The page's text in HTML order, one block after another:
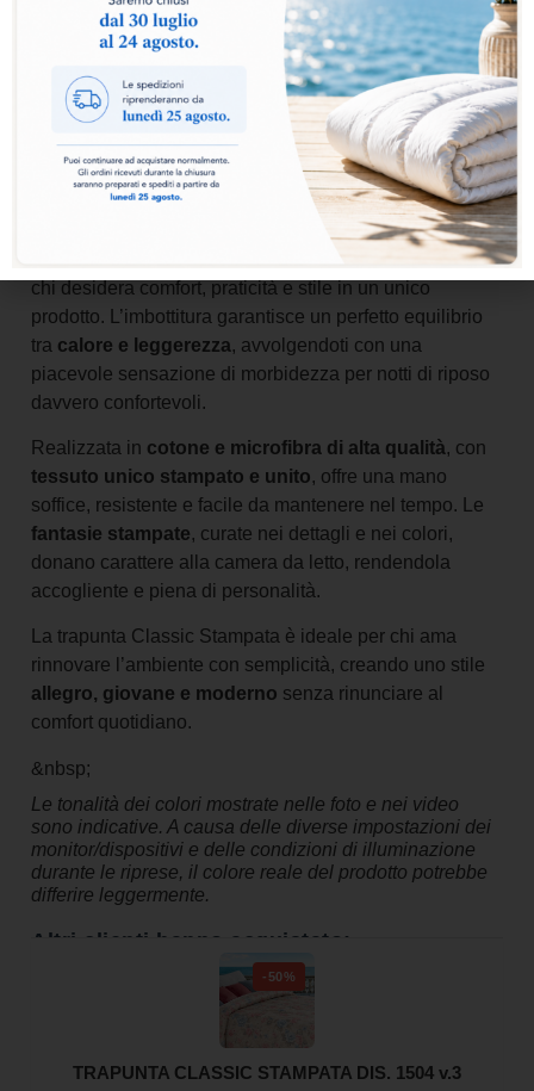
Aggiungi al carrello
è la scelta ideale per
chi desidera comfort, praticità e stile in un unico
prodotto. L’imbottitura garantisce un perfetto equilibrio
tra calore e leggerezza, avvolgendoti con una
piacevole sensazione di morbidezza per notti di riposo
davvero confortevoli.
Realizzata in cotone e microfibra di alta qualità, con
tessuto unico stampato e unito, offre una mano
soffice, resistente e facile da mantenere nel tempo. Le
fantasie stampate, curate nei dettagli e nei colori,
donano carattere alla camera da letto, rendendola
accogliente e piena di personalità.
La trapunta Classic Stampata è ideale per chi ama
rinnovare l’ambiente con semplicità, creando uno stile
allegro, giovane e moderno senza rinunciare al
comfort quotidiano.
&nbsp;
Le tonalità dei colori mostrate nelle foto e nei video
sono indicative. A causa delle diverse impostazioni dei
monitor/dispositivi e delle condizioni di illuminazione
durante le riprese, il colore reale del prodotto potrebbe
differire leggermente.
Altri clienti hanno acquistato:
-50%
TRAPUNTA CLASSIC STAMPATA DIS. 1504 v.3